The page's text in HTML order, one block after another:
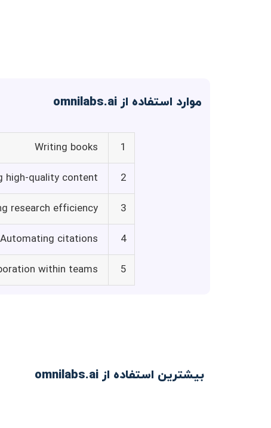
موارد استفاده از omnilabs.ai
1
Writing books
2
high-quality content
3
research efficiency
4
Automating citations
5
within teams
بیشترین استفاده از omnilabs.ai